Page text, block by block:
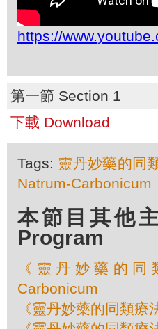
https://
第一節 Section 1
下載 Download
Tags: 靈丹妙藥的同
Natrum-Carbonicum
本節目其他
Program
《靈丹妙藥的同
Carbonicum
《靈丹妙藥的同類